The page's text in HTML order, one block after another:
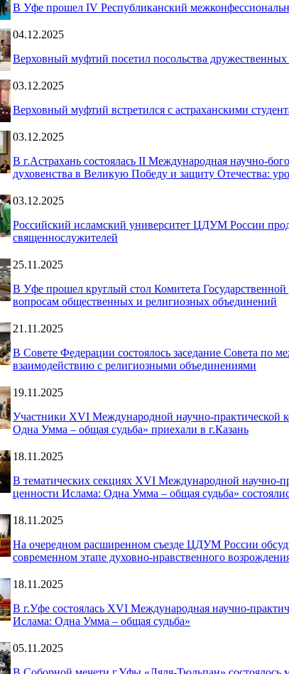
В Уфе прошел IV Республиканский
04.12.2025
Верховный муфтий посетил посольства дружественных
03.12.2025
Верховный муфтий встретился с астраханскими
03.12.2025
В г.Астрахань состоялась II Международная научно-
духовенства в Великую Победу и защиту Отечества:
03.12.2025
Российский исламский университет ЦДУМ России
священнослужителей
25.11.2025
В Уфе прошел круглый стол Комитета
вопросам общественных и религиозных объединений
21.11.2025
В Совете Федерации состоялось заседание Совета по
взаимодействию с религиозными объединениями
19.11.2025
Участники XVI Международной научно-практической
Одна Умма – общая судьба» приехали в г.Казань
18.11.2025
В тематических секциях XVI Международной научно-
ценности Ислама: Одна Умма – общая судьба»
18.11.2025
На очередном расширенном съезде ЦДУМ России
современном этапе духовно-нравственного
18.11.2025
В г.Уфе состоялась XVI Международная научно-
Ислама: Одна Умма – общая судьба»
05.11.2025